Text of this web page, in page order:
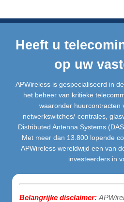
Heeft u
op uw
APWireless is gespecialiseerd in
het beheer van kritieke
waaronder huurcontracten
netwerkswitches/-centrales,
Distributed Antenna Systems
Met meer dan 13.800 lopende
APWireless wereldwijd een van
investeerders in
Belangrijke disclaimer: